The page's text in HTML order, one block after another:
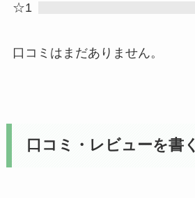
☆1
口コミはまだありません。
口コミ・レビューを書く